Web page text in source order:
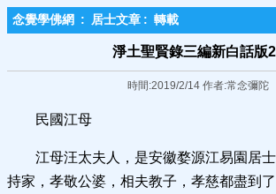
念覺學佛網 : 居士文章 : 轉載
淨土聖賢錄三編新白話版
時間:2019/2/14 作者:常念彌陀
民國江母
江母汪太夫人，是安徽婺源江易園居
持家，孝敬公婆，相夫教子，孝慈都盡到